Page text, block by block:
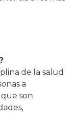
de la salud
a
son